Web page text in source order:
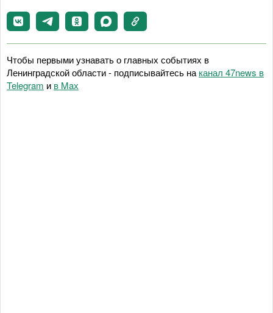
Чтобы первыми узнавать о главных событиях в
Ленинградской области - подписывайтесь на канал 47news в
Telegram и в Maх